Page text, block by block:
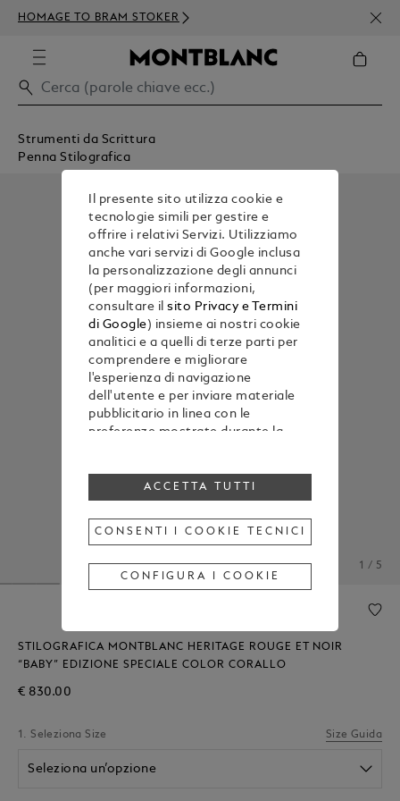
HOMAGE TO BRAM STOKER
Strumenti da Scrittura
Penna Stilografica
1 / 5
STILOGRAFICA MONTBLANC HERITAGE ROUGE ET NOIR
“BABY” EDIZIONE SPECIALE COLOR CORALLO
€ 830.00
1. Seleziona Size Size Guida
Seleziona un’opzione
Il presente sito utilizza cookie e
tecnologie simili per gestire e
offrire i relativi Servizi. Utilizziamo
anche vari servizi di Google inclusa
la personalizzazione degli annunci
(per maggiori informazioni,
consultare ilsito Privacy e Termini
di Google) insieme ai nostri cookie
analitici e a quelli di terze parti per
comprendere e migliorare
l'esperienza di navigazione
dell'utente e per inviare materiale
pubblicitario in linea con le
preferenze mostrate durante la
consenso all’utilizzo di alcuni o di
tutti i cookie, clicca “Configura i
cookie”, oppure, per maggiori
Cliccando su “Accetta tutti”, esprimi
il tuo consenso all’utilizzo dei
tecnici”, esprimi il tuo consenso
soltanto all’utilizzo dei cookie
ACCETTA TUTTI
CONSENTI I COOKIE TECNICI
CONFIGURA I COOKIE